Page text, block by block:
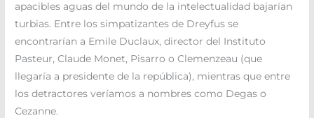
apacibles aguas del mundo de la intelectualidad bajarían
turbias. Entre los simpatizantes de Dreyfus se
encontrarían a Emile Duclaux, director del Instituto
Pasteur, Claude Monet, Pisarro o Clemenzeau (que
llegaría a presidente de la república), mientras que entre
los detractores veríamos a nombres como Degas o
Cezanne.